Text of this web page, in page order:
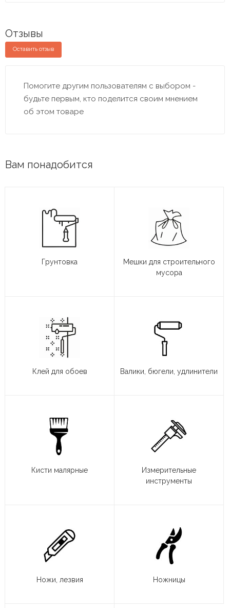
Отзывы
Оставить отзыв
Помогите другим пользователям с выбором -
будьте первым, кто поделится своим мнением
об этом товаре
Вам понадобится
Грунтовка
Мешки для строительного
мусора
Клей для обоев Валики, бюгели, удлинители
Кисти малярные
Измерительные
инструменты
Ножи, лезвия Ножницы